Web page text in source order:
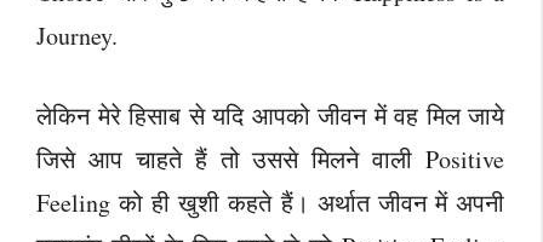
Journey.
लेकिन मेरे हिसाब से यदि आपको जीवन में वह मिल जाये
जिसे आप चाहते हैं तो उससे मिलने वाली Positive
Feeling को ही खुशी कहते हैं। अर्थात जीवन में अपनी